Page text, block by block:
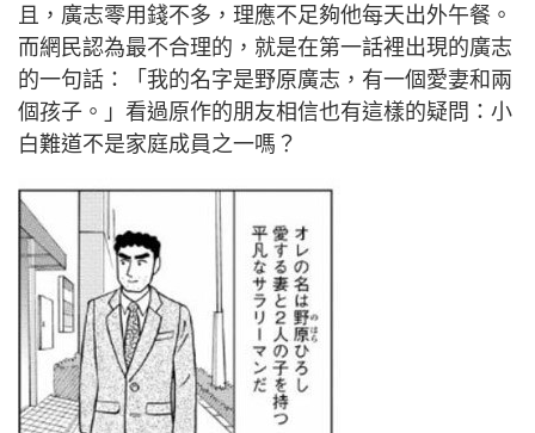
且，廣志零用錢不多，理應不足夠他每天出外午餐。
而網民認為最不合理的，就是在第一話裡出現的廣志
的一句話：「我的名字是野原廣志，有一個愛妻和兩
個孩子。」看過原作的朋友相信也有這樣的疑問：小
白難道不是家庭成員之一嗎？